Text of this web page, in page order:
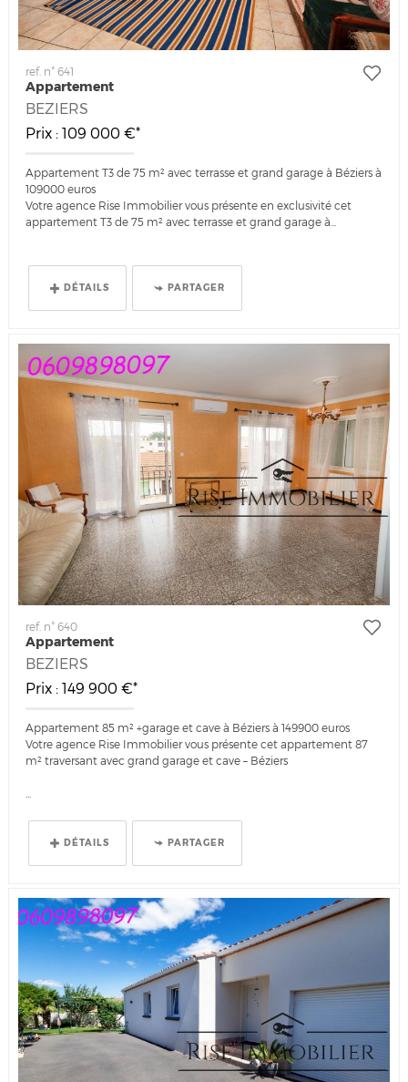
ref. n° 641
Appartement
BEZIERS
Prix : 109 000 €*
Appartement T3 de 75 m² avec terrasse et grand garage à Béziers à
109000 euros
Votre agence Rise Immobilier vous présente en exclusivité cet
appartement T3 de 75 m² avec terrasse et grand garage à...
DÉTAILS PARTAGER
ref. n° 640
Appartement
BEZIERS
Prix : 149 900 €*
Appartement 85 m² +garage et cave à Béziers à 149900 euros
Votre agence Rise Immobilier vous présente cet appartement 87
m² traversant avec grand garage et cave – Béziers
DÉTAILS PARTAGER